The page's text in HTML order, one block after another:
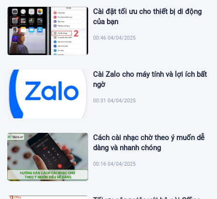
Cài đặt tối ưu cho thiết bị di động
của bạn
00:46 04/04/2025
Cài Zalo cho máy tính và lợi ích bất
ngờ
00:31 04/04/2025
Cách cài nhạc chờ theo ý muốn dễ
dàng và nhanh chóng
00:16 04/04/2025